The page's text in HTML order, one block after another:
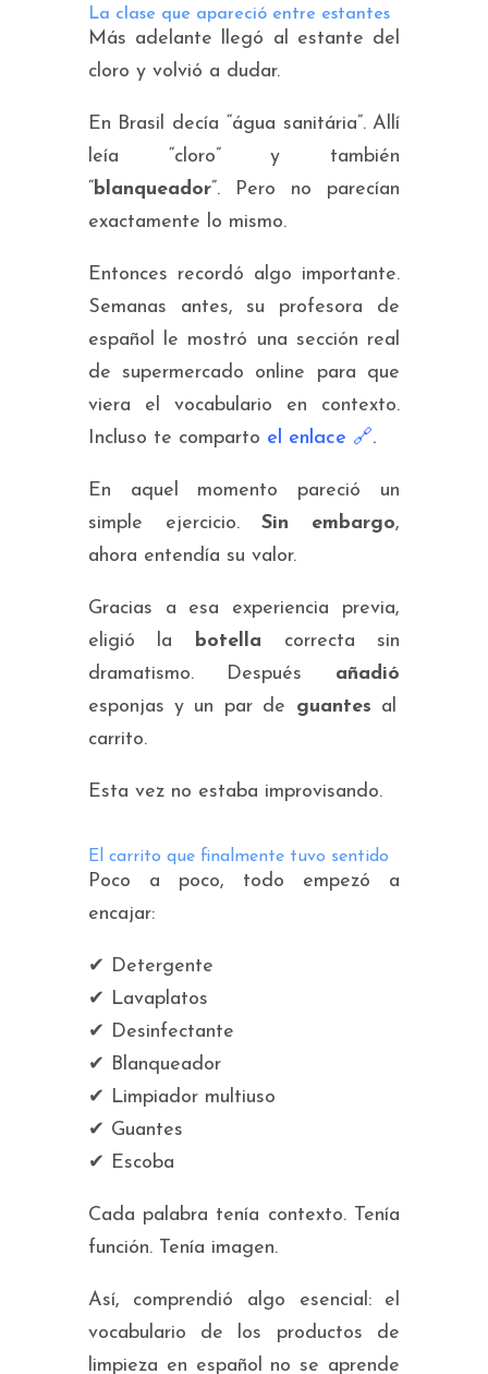
La clase que apareció entre estantes
Más adelante llegó al estante del
cloro y volvió a dudar.
En Brasil decía “água sanitária”. Allí
leía “cloro” y también
“blanqueador”. Pero no parecían
exactamente lo mismo.
Entonces recordó algo importante.
Semanas antes, su profesora de
español le mostró una sección real
de supermercado online para que
viera el vocabulario en contexto.
Incluso te comparto el enlace 🔗.
En aquel momento pareció un
simple ejercicio.Sin embargo,
ahora entendía su valor.
Gracias a esa experiencia previa,
eligió la
botella correcta sin
dramatismo. Después añadió
esponjas y un par de guantes al
carrito.
Esta vez no estaba improvisando.
El carrito que finalmente tuvo sentido
Poco a poco, todo empezó a
encajar:
✔ Detergente
✔ Lavaplatos
✔ Desinfectante
✔ Blanqueador
✔ Limpiador multiuso
✔ Guantes
✔ Escoba
Cada palabra tenía contexto. Tenía
función. Tenía imagen.
Así, comprendió algo esencial: el
vocabulario de los productos de
limpieza en español no se aprende